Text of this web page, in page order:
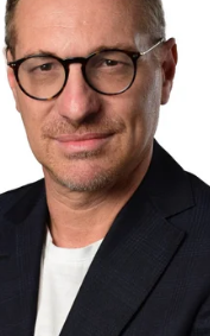
finanziari e aziendali
il MIT nel 2021 in
Disruptive Technology"
seriale eearly investor